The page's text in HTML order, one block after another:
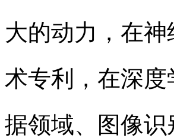
大的动力， 在神
术专利，在深
据领域、图像